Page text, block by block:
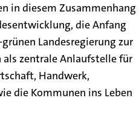
in diesem Zusammenhang
die Anfang
Landesregierung zur
zentrale Anlaufstelle für
Handwerk,
die Kommunen ins Leben